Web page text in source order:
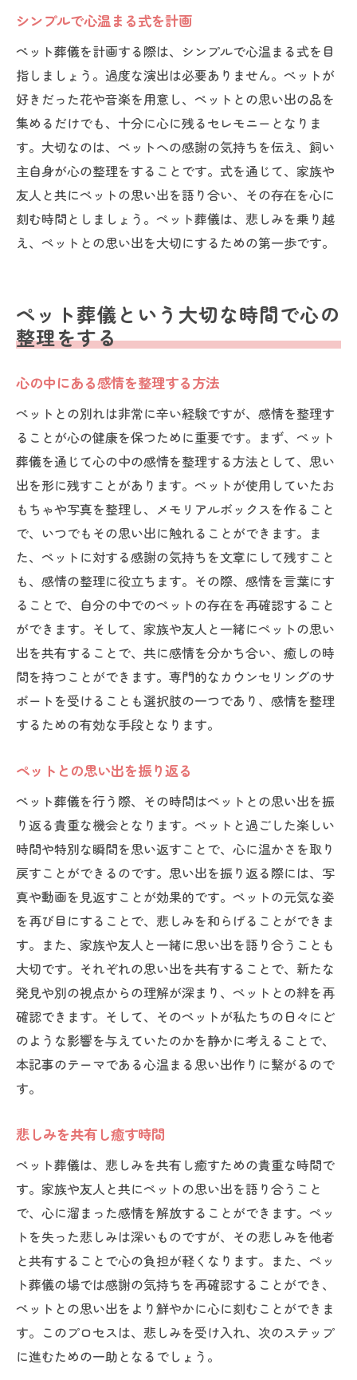
シンプルで心温まる式を計画
ペット葬儀を計画する際は、シンプルで心温まる式を目
指しましょう。過度な演出は必要ありません。ペットが
好きだった花や音楽を用意し、ペットとの思い出の品を
集めるだけでも、十分に心に残るセレモニーとなりま
す。大切なのは、ペットへの感謝の気持ちを伝え、飼い
主自身が心の整理をすることです。式を通じて、家族や
友人と共にペットの思い出を語り合い、その存在を心に
刻む時間としましょう。ペット葬儀は、悲しみを乗り越
え、ペットとの思い出を大切にするための第一歩です。
ペット葬儀という大切な時間で心の
整理をする
心の中にある感情を整理する方法
ペットとの別れは非常に辛い経験ですが、感情を整理す
ることが心の健康を保つために重要です。まず、ペット
葬儀を通じて心の中の感情を整理する方法として、思い
出を形に残すことがあります。ペットが使用していたお
もちゃや写真を整理し、メモリアルボックスを作ること
で、いつでもその思い出に触れることができます。ま
た、ペットに対する感謝の気持ちを文章にして残すこと
も、感情の整理に役立ちます。その際、感情を言葉にす
ることで、自分の中でのペットの存在を再確認すること
ができます。そして、家族や友人と一緒にペットの思い
出を共有することで、共に感情を分かち合い、癒しの時
間を持つことができます。専門的なカウンセリングのサ
ポートを受けることも選択肢の一つであり、感情を整理
するための有効な手段となります。
ペットとの思い出を振り返る
ペット葬儀を行う際、その時間はペットとの思い出を振
り返る貴重な機会となります。ペットと過ごした楽しい
時間や特別な瞬間を思い返すことで、心に温かさを取り
戻すことができるのです。思い出を振り返る際には、写
真や動画を見返すことが効果的です。ペットの元気な姿
を再び目にすることで、悲しみを和らげることができま
す。また、家族や友人と一緒に思い出を語り合うことも
大切です。それぞれの思い出を共有することで、新たな
発見や別の視点からの理解が深まり、ペットとの絆を再
確認できます。そして、そのペットが私たちの日々にど
のような影響を与えていたのかを静かに考えることで、
本記事のテーマである心温まる思い出作りに繋がるので
す。
悲しみを共有し癒す時間
ペット葬儀は、悲しみを共有し癒すための貴重な時間で
す。家族や友人と共にペットの思い出を語り合うこと
で、心に溜まった感情を解放することができます。ペッ
トを失った悲しみは深いものですが、その悲しみを他者
と共有することで心の負担が軽くなります。また、ペッ
ト葬儀の場では感謝の気持ちを再確認することができ、
ペットとの思い出をより鮮やかに心に刻むことができま
す。このプロセスは、悲しみを受け入れ、次のステップ
に進むための一助となるでしょう。